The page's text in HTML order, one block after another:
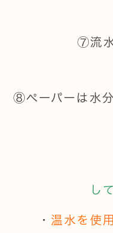
⑦流水
⑧ペーパーは水
し
・ 温水を使